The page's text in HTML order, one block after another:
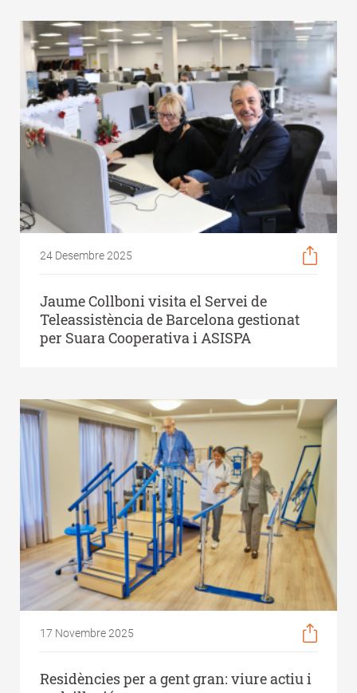
24 Desembre 2025
Jaume Collboni visita el Servei de
Teleassistència de Barcelona gestionat
per Suara Cooperativa i ASISPA
17 Novembre 2025
Residències per a gent gran: viure actiu i